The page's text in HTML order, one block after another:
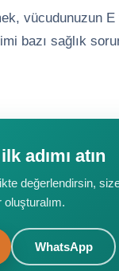
vücudunuzun E
bazı sağlık
adımı atın
değerlendirsin,
oluşturalım.
WhatsApp